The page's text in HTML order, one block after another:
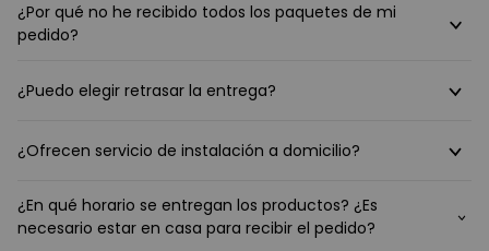
¿Por qué no he recibido todos los paquetes de mi
pedido?
¿Puedo elegir retrasar la entrega?
¿Ofrecen servicio de instalación a domicilio?
¿En qué horario se entregan los productos? ¿Es
necesario estar en casa para recibir el pedido?